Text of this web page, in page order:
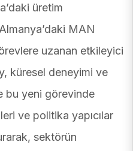
üretim
MAN
uzanan etkileyici
küresel deneyimi ve
bu yeni görevinde
ve politika yapıcılar
sektörün